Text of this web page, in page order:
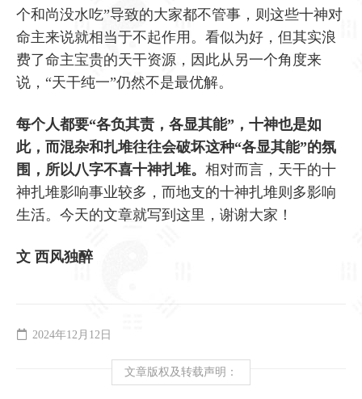
个和尚没水吃”导致的大家都不管事，则这些十神对
命主来说就相当于不起作用。看似为好，但其实浪
费了命主宝贵的天干资源，因此从另一个角度来
说，“天干纯一”仍然不是最优解。
每个人都要“各负其责，各显其能”，十神也是如
此，而混杂和扎堆往往会破坏这种“各显其能”的氛
围，所以八字不喜十神扎堆。 相对而言，天干的十
神扎堆影响事业较多，而地支的十神扎堆则多影响
生活。今天的文章就写到这里，谢谢大家！
文 西风独醉
2024年12月12日
文章版权及转载声明：